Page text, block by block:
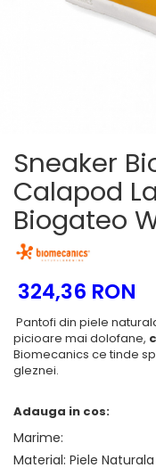
Sneaker
Calapod
Biogateo
324,36 RON
Pantofi din piele
picioare mai dolofane,
Biomecanics ce tinde
gleznei.
Adauga in cos:
Marime:
Material: Piele Naturala